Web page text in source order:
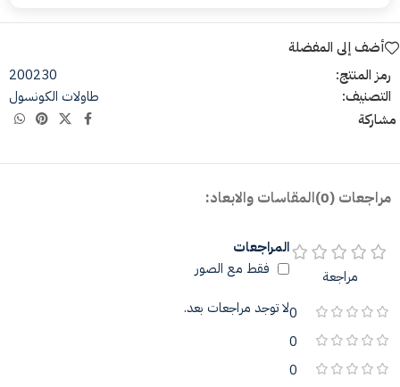
أضف إلى المفضلة
رمز المنتج:
200230
التصنيف:
طاولات الكونسول
مشاركة
مراجعات (0) المقاسات والابعاد:
مراجعة
0
0
0
المراجعات
فقط مع الصور
لا توجد مراجعات بعد.